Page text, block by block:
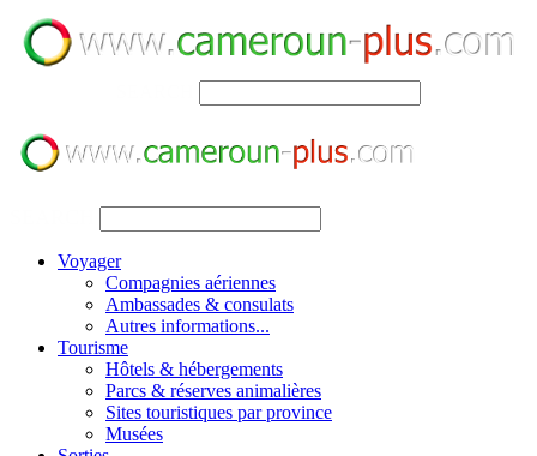
Voyager
Compagnies aériennes
Ambassades & consulats
Autres informations...
Tourisme
Hôtels & hébergements
Parcs & réserves animalières
Sites touristiques par province
Musées